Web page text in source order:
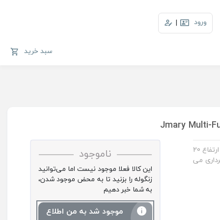
ورود |
سبد خرید
سه پایه دوربین جی ماری مدل Jmary MT-35 با وزرن مناسب و حداکثر ارتفاع 20
می
ناموجود
این کالا فعلا موجود نیست اما می‌توانید
زنگوله را بزنید تا به محض موجود شدن،
به شما خبر دهیم
موجود شد به من اطلاع